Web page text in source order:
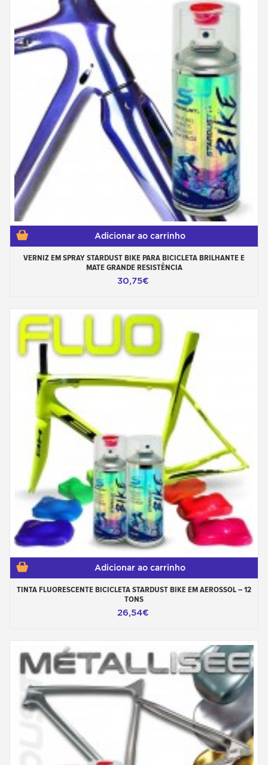
Adicionar ao carrinho
VERNIZ EM SPRAY STARDUST BIKE PARA BICICLETA BRILHANTE E
MATE GRANDE RESISTÊNCIA
30,75€
Adicionar ao carrinho
TINTA FLUORESCENTE BICICLETA STARDUST BIKE EM AEROSSOL – 12
TONS
26,54€